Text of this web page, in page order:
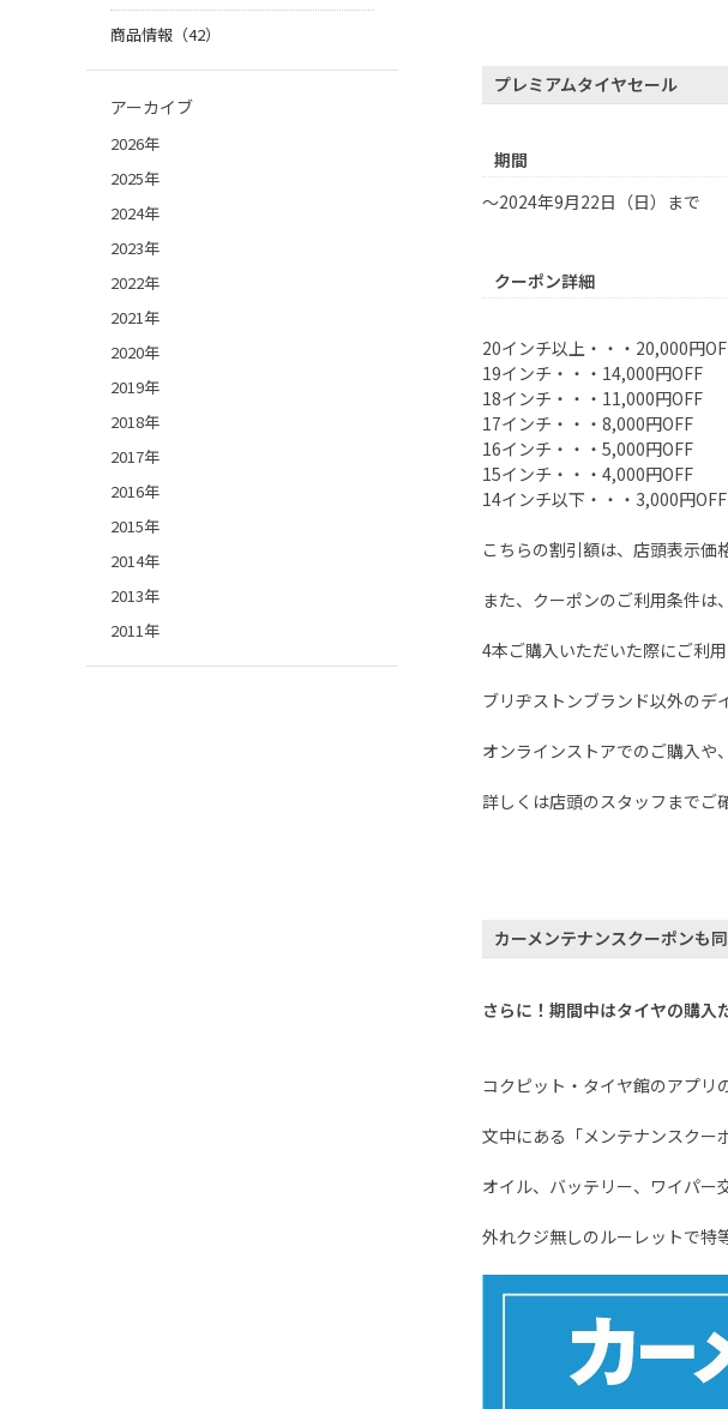
プレミアムタイヤセール
期間
～2024年9月22日（日）まで
クーポン詳細
20インチ以上・・・20,000円
19インチ・・・14,000円OFF
18インチ・・・11,000円OFF
17インチ・・・8,000円OFF
16インチ・・・5,000円OFF
15インチ・・・4,000円OFF
14インチ以下・・・3,000円OFF
こちらの割引額は、店頭表示価
また、クーポンのご利用条件は
4本ご購入いただいた際にご利用
ブリヂストンブランド以外のデ
オンラインストアでのご購入や
詳しくは店頭のスタッフまでご
カーメンテナンスクーポンも
さらに！期間中はタイヤの購入
コクピット・タイヤ館のアプリ
文中にある「メンテナンスクー
オイル、バッテリー、ワイパー
外れクジ無しのルーレットで特
商品情報（42）
アーカイブ
2026年
2025年
2024年
2023年
2022年
2021年
2020年
2019年
2018年
2017年
2016年
2015年
2014年
2013年
2011年